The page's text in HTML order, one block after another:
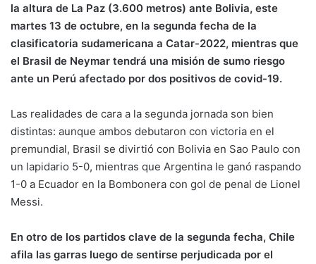
la altura de La Paz (3.600 metros) ante Bolivia, este
martes 13 de octubre, en la segunda fecha de la
clasificatoria sudamericana a Catar-2022, mientras que
el Brasil de Neymar tendrá una misión de sumo riesgo
ante un Perú afectado por dos positivos de covid-19.
Las realidades de cara a la segunda jornada son bien
distintas: aunque ambos debutaron con victoria en el
premundial, Brasil se divirtió con Bolivia en Sao Paulo con
un lapidario 5-0, mientras que Argentina le ganó raspando
1-0 a Ecuador en la Bombonera con gol de penal de Lionel
Messi.
En otro de los partidos clave de la segunda fecha, Chile
afila las garras luego de sentirse perjudicada por el